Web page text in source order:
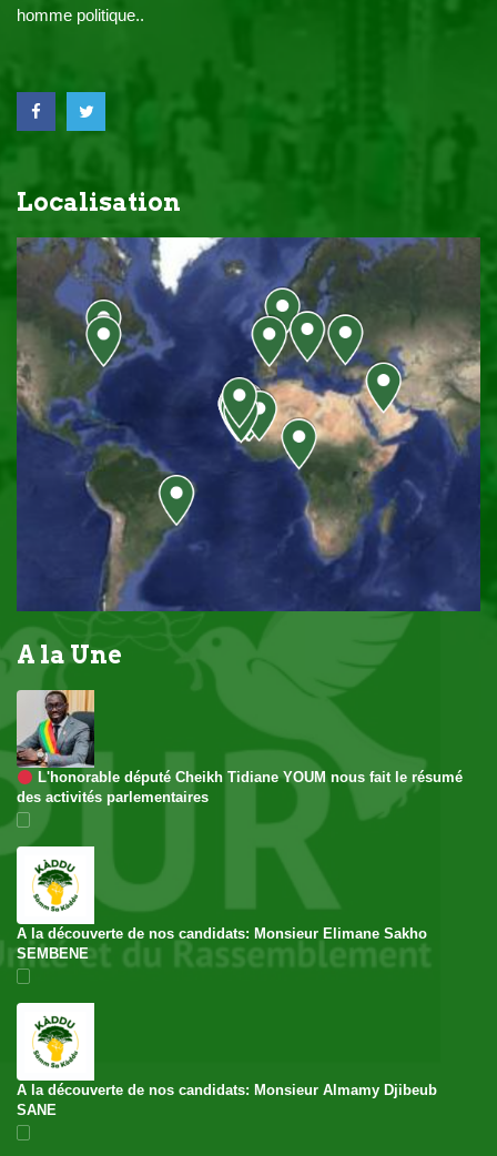
homme politique..
Localisation
A la Une
L'honorable député Cheikh Tidiane YOUM nous fait le résumé
des activités parlementaire
A la découverte de nos candidats: Monsieur Elimane Sakho
SEMBENE
A la découverte de nos candidats: Monsieur Almamy Djibeub
SANE